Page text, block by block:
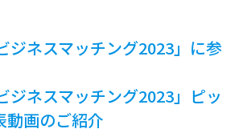
ジネスマッチング2023」に参
ジネスマッチング2023」ピッ
動画のご紹介